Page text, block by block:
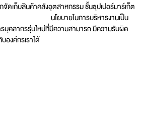
จัดเก็บสินค้าคลังอุตสาหกรรม ชั้นซุปเปอร์มาร์เก็ต
ประเทศ นโยบายในการบริหารงานเป็น
บุคลากรรุ่นใหม่ที่มีความสามารถ มีความรับผิด
องค์กรเราได้